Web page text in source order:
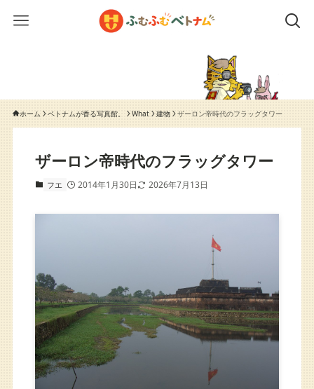
ホーム ベトナムが香る写真館。 What 建物 ザーロン帝時代のフラッグタワー
ザーロン帝時代のフラッグタワー
フエ 2014年1月30日 2026年7月13日